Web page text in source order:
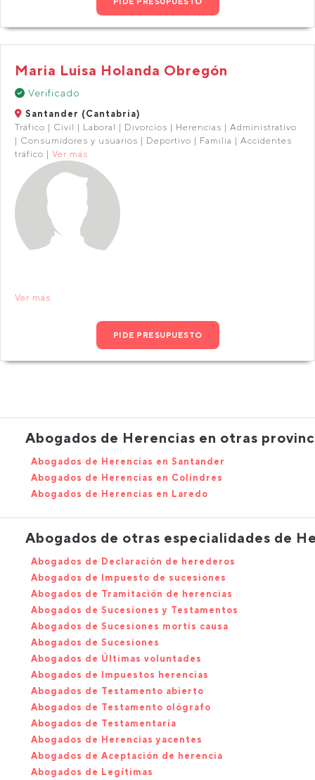
Maria Luisa Holanda Obregón
Verificado
Santander (Cantabria)
Tráfico | Civil | Laboral | Divorcios | Herencias | Administrativo
| Consumidores y usuarios | Deportivo | Familia | Accidentes
tráfico | Ver más
Ver más
PIDE PRESUPUESTO
Abogados de Herencias en otras
Abogados de Herencias en Santander
Abogados de Herencias en Colindres
Abogados de Herencias en Laredo
Abogados de otras especialidades de
Abogados de Declaración de herederos
Abogados de Impuesto de sucesiones
Abogados de Tramitación de herencias
Abogados de Sucesiones y Testamentos
Abogados de Sucesiones mortis causa
Abogados de Sucesiones
Abogados de Últimas voluntades
Abogados de Impuestos herencias
Abogados de Testamento abierto
Abogados de Testamento ológrafo
Abogados de Testamentaría
Abogados de Herencias yacentes
Abogados de Aceptación de herencia
Abogados de Legítimas